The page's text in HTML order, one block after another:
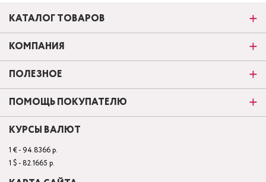
КАТАЛОГ ТОВАРОВ
КОМПАНИЯ
ПОЛЕЗНОЕ
ПОМОЩЬ ПОКУПАТЕЛЮ
КУРСЫ ВАЛЮТ
1 € - 94.8366 р.
1 $ - 82.1665 р.